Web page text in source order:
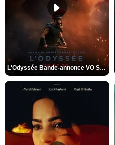
L'Odyssée Bande-annonce VO STFR